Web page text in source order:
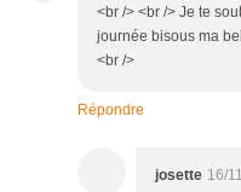
<br /> <br /> Je te
journée bisous ma
<br />
Répondre
josette 16/